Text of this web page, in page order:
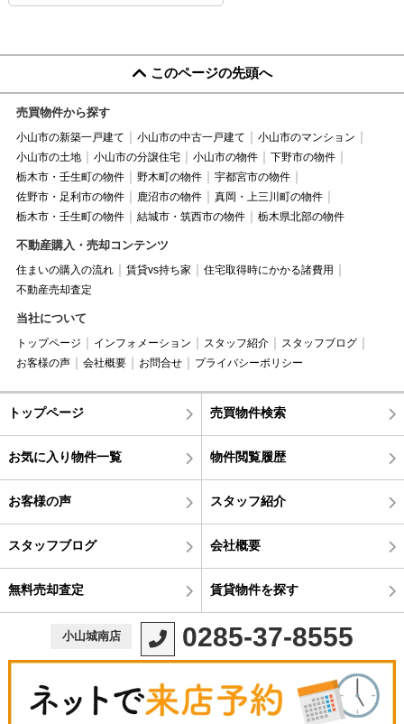
このページの先頭へ
売買物件から探す
小山市の新築一戸建て 小山市の中古一戸建て
小山市のマンション
小山市の土地
小山市の分譲住宅 小山市の物件
下野市の物件
栃木市・壬生町の物件
野木町の物件
宇都宮市の物件
佐野市・足利市の物件
鹿沼市の物件
真岡・上三川町の物件
栃木市・壬生町の物件
結城市・筑西市の物件 栃木県北部の物件
不動産購入・売却コンテンツ
住まいの購入の流れ 賃貸vs持ち家
住宅取得時にかかる諸費用
不動産売却査定
当社について
トップページ インフォメーション スタッフ紹介
スタッフブログ
お客様の声
会社概要 お問合せ プライバシーポリシー
トップページ 売買物件検索
お気に入り物件一覧 物件閲覧履歴
お客様の声 スタッフ紹介
スタッフブログ 会社概要
無料売却査定 賃貸物件を探す
小山城南店 0285-37-8555